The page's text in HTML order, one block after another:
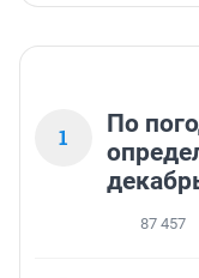
1
По
87 457